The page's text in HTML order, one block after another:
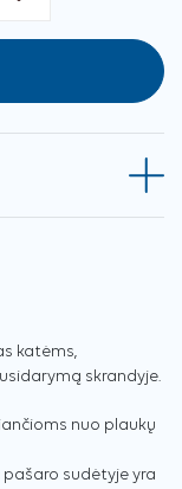
katėms,
skrandyje.
nuo plaukų
pašaro sudėtyje yra